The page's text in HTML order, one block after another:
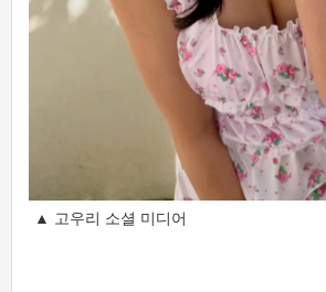
▲ 고우리 소셜 미디어